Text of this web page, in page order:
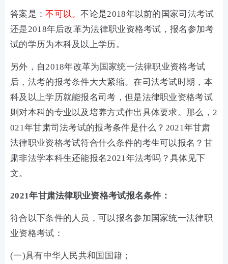
答案是：不可以。不论是2018年以前的国家司法考试
还是2018年后改革为法律职业资格考试，报名参加考
试的学历为本科及以上学历。
另外，自2018年改革为国家统一法律职业资格考试
后，法考的报考条件大大紧缩。在司法考试时期，本
科及以上学历就能报名司考，但是法律职业资格考试
则对本科的专业以及培养方式作出具体要求。那么，2
021年甘肃司法考试的报考条件是什么？2021年甘肃
法律职业资格考试符合什么条件的考生可以报名？甘
肃非法学本科生还能报名2021年法考吗？具体见下
文。
2021年甘肃法律职业资格考试报名条件：
符合以下条件的人员，可以报名参加国家统一法律职
业资格考试：
(一)具有中华人民共和国国籍；